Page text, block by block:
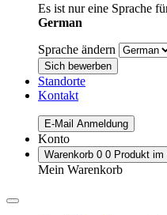
Es ist nur eine Sprache
German
Sprache ändern
Sich bewerben
Standorte
Kontakt
E-Mail Anmeldung
Konto
Warenkorb 0 0 Produkt im
Mein Warenkorb